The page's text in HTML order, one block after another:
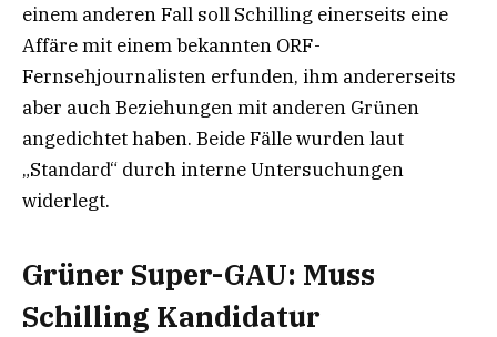
einem anderen Fall soll Schilling einerseits eine
Affäre mit einem bekannten ORF-
Fernsehjournalisten erfunden, ihm andererseits
aber auch Beziehungen mit anderen Grünen
angedichtet haben. Beide Fälle wurden laut
„Standard“ durch interne Untersuchungen
widerlegt.
Grüner Super-GAU: Muss
Schilling Kandidatur